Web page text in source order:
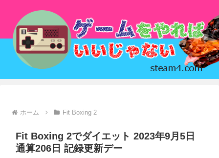
ホーム Fit Boxing 2
Fit Boxing 2でダイエット 2023年9月5日
通算206日 記録更新デー